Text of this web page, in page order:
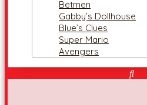
Betmen
Gabby’s Dollhouse
Blue’s Clues
Super Mario
Avengers